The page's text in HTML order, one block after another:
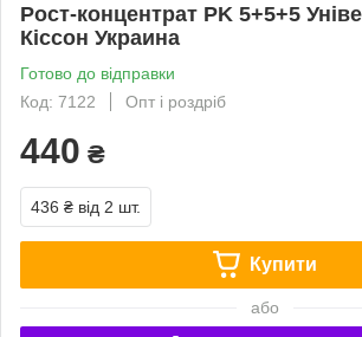
Рост-концентрат PK 5+5+5
Кіссон Украина
Готово до відправки
Код: 7122
Опт і роздріб
440 ₴
436 ₴ від 2 шт.
Купити
або